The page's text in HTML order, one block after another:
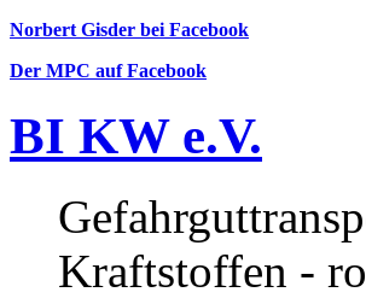
Norbert Gisder bei Facebook
Der MPC auf Facebook
BI KW e.V.
Kraftstoffen -